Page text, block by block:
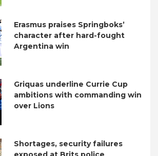
Erasmus praises Springboks’
character after hard-fought
Argentina win
Griquas underline Currie Cup
ambitions with commanding win
over Lions
Shortages, security failures